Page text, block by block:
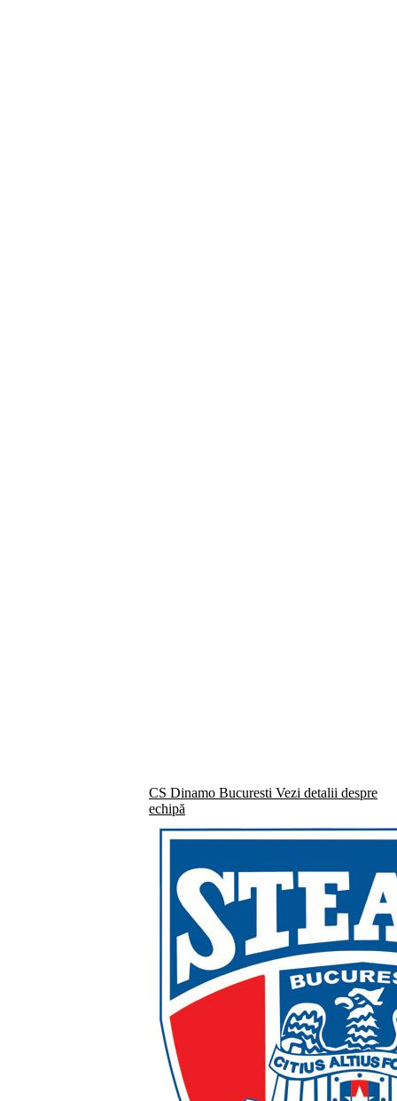
CS Dinamo Bucuresti Vezi detalii despre
echipă